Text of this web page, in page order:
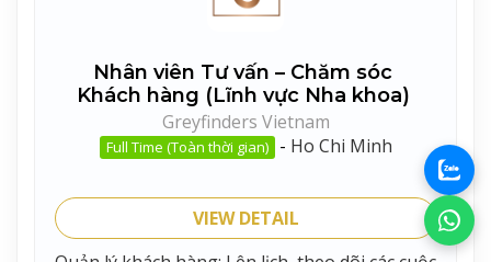
Nhân viên Tư vấn – Chăm sóc
Khách hàng (Lĩnh vực Nha khoa)
Greyfinders Vietnam
Full Time (Toàn thời gian) - Ho Chi Minh
VIEW DETAIL